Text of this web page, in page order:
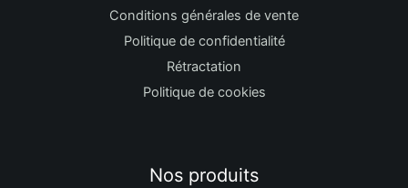
Conditions générales de vente
Politique de confidentialité
Rétractation
Politique de cookies
Nos produits